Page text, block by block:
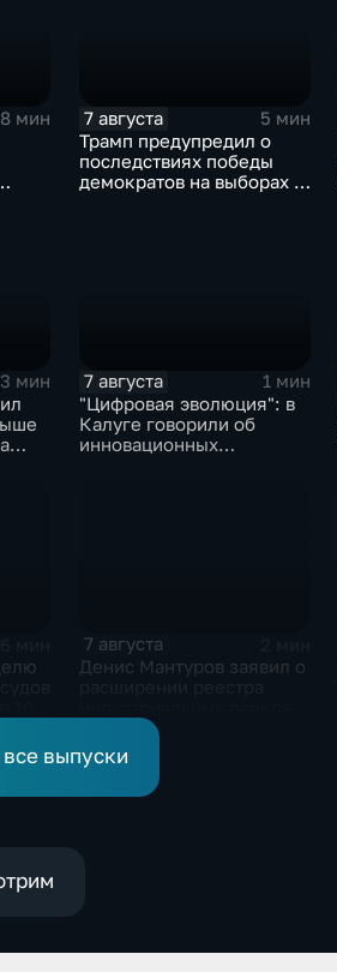
8 мин
7 августа
5 мин
Трамп предупредил о
последствиях победы
демократов на выборах в
3 мин
7 августа
1 мин
"Цифровая эволюция": в
Калуге говорили об
инновационных
7 августа
Денис Мантуров заявил о
Ярославской области
выпуски